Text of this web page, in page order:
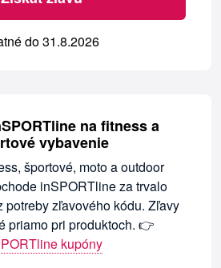
do 31.8.2026
na fitness a
vybavenie
športové, moto a outdoor
inSPORTline za trvalo
potreby zľavového kódu. Zľavy
priamo pri produktoch. 👉
kupóny